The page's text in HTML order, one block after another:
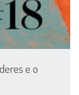
e o